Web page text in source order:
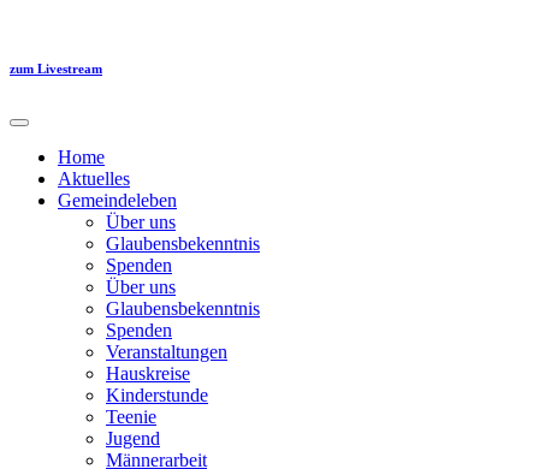
springen
zum Livestream
Home
Aktuelles
Gemeindeleben
Über uns
Glaubensbekenntnis
Spenden
Über uns
Glaubensbekenntnis
Spenden
Veranstaltungen
Hauskreise
Kinderstunde
Teenie
Jugend
Männerarbeit